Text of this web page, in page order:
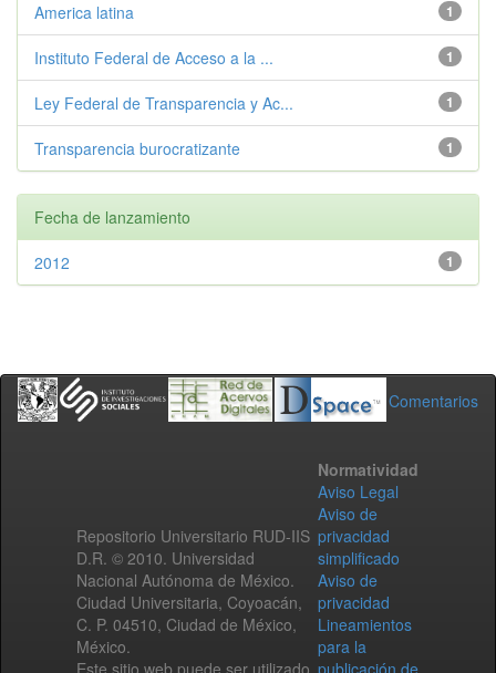
1
America latina
1
Instituto Federal de Acceso a la ...
1
Ley Federal de Transparencia y Ac...
1
Transparencia burocratizante
Fecha de lanzamiento
1
2012
Comentarios
Repositorio Universitario RUD-IIS
D.R. © 2010. Universidad
Nacional Autónoma de México.
Ciudad Universitaria, Coyoacán,
C. P. 04510, Ciudad de México,
México.
Este sitio web puede ser utilizado
Normatividad
Aviso Legal
Aviso de
privacidad
simplificado
Aviso de
privacidad
Lineamientos
para la
publicación de